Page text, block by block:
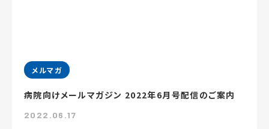
メルマガ
病院向けメールマガジン 2022年6月号配信のご案内
2022.06.17